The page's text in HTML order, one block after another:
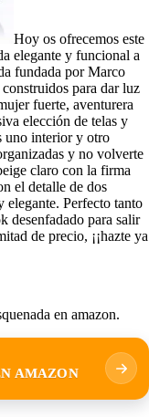
Hoy os ofrecemos este
elegante y funcional a
fundada por Marco
para dar luz
fuerte, aventurera
elección de telas y
uno interior y otro
y no volverte
claro con la firma
el detalle de dos
elegante. Perfecto tanto
desenfadado para salir
de precio, ¡¡hazte ya
en amazon.
AMAZON